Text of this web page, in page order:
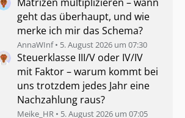
geht das überhaupt, und wie
merke ich mir das Schema?
AnnaWInf 5. August 2026 um 07:30
Steuerklasse III/V oder IV/IV
mit Faktor – warum kommt bei
uns trotzdem jedes Jahr eine
Nachzahlung raus?
Meike_HR 5. August 2026 um 07:05